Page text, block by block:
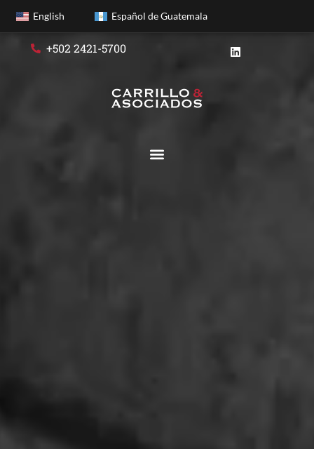
English Español de Guatemala
+502 2421-5700